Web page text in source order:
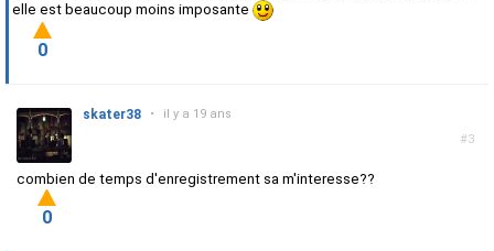
elle est beaucoup moins imposante
0
#3
skater38 • il y a 19 ans
combien de temps d'enregistrement sa m'interesse??
0